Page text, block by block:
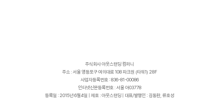
주식회사 아웃스탠딩 컴퍼니
주소 : 서울 영등포구 여의대로 108 파크원 (타워1) 28F
사업자등록번호 : 836-81-00086
인터넷신문등록번호 : 서울 아03778
등록일 : 2015년 6월4일 | 제호 : 아웃스탠딩 | 대표/발행인 : 김동환, 류호성